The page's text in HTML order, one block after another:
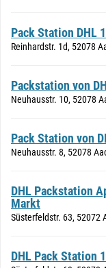
Pack Station DHL
Reinhardstr. 1d, 52078
Packstation von
Neuhausstr. 10, 52078
Pack Station von
Neuhausstr. 8, 52078
DHL Packstation
Markt
Süsterfeldstr. 63, 52072
DHL Pack Station